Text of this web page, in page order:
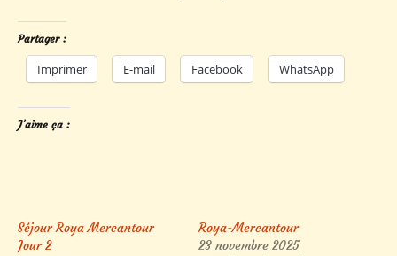
Partager :
Imprimer E-mail Facebook WhatsApp
J’aime ça :
Séjour Roya Mercantour
Jour 2
Roya-Mercantour
23 novembre 2025